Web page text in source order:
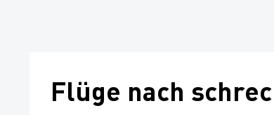
Flüge nach